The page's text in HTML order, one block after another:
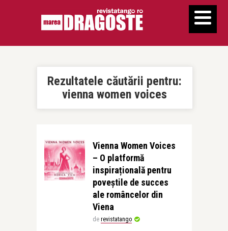
Rezultatele căutării pentru:
vienna women voices
Vienna Women Voices
– O platformă
inspirațională pentru
poveștile de succes
ale româncelor din
Viena
de revistatango